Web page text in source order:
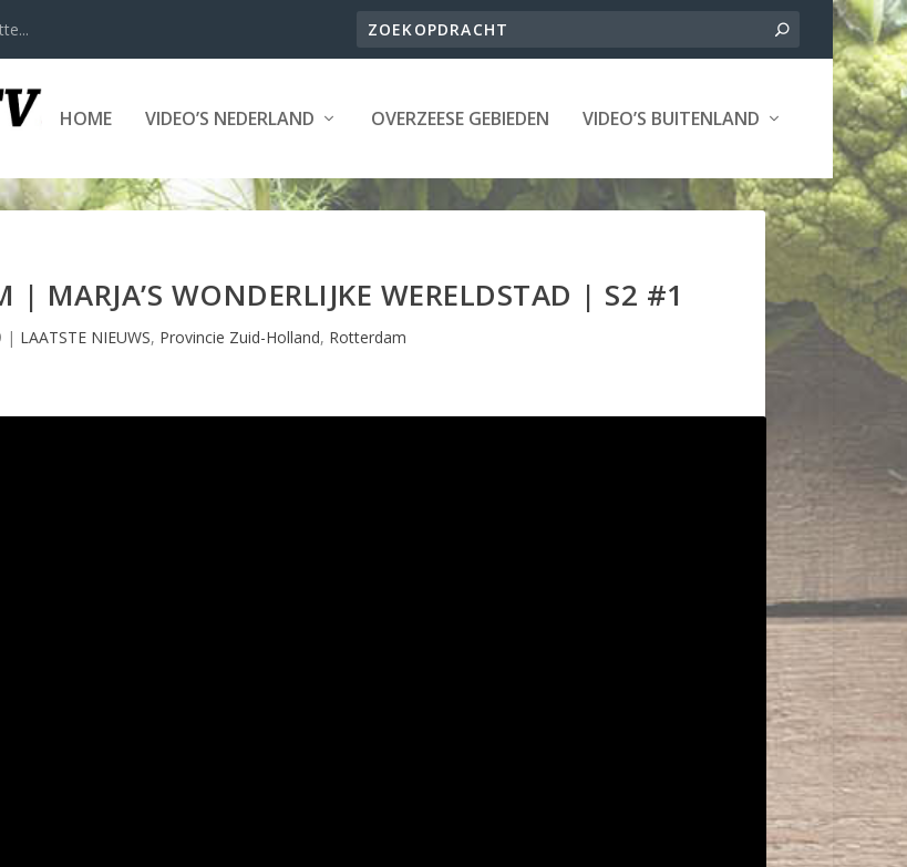
HOME VIDEO’S NEDERLAND OVERZEESE GEBIEDEN VIDEO’S BUITENLAND
| MARJA’S WONDERLIJKE WERELDSTAD | S2 #1
| LAATSTE NIEUWS, Provincie Zuid-Holland, Rotterdam